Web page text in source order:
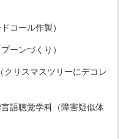
コール作製）
ーンづくり）
クリスマスツリーにデコレ
語聴覚学科（障害疑似体